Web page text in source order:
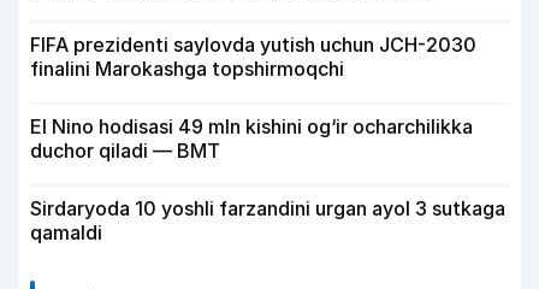
FIFA prezidenti saylovda yutish uchun JCH-2030
finalini Marokashga topshirmoqchi
El Nino hodisasi 49 mln kishini og‘ir ocharchilikka
duchor qiladi — BMT
Sirdaryoda 10 yoshli farzandini urgan ayol 3 sutkaga
qamaldi